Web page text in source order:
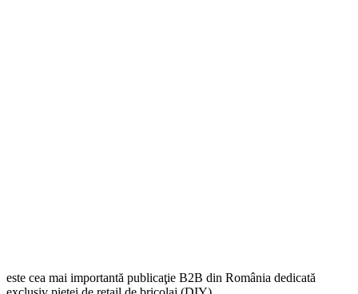
este cea mai importantă publicaţie B2B din România dedicată